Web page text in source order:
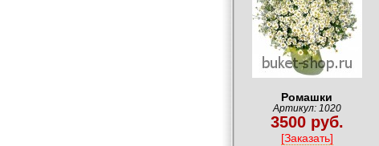
Ромашки
Артикул: 1020
3500 руб.
[Заказать]